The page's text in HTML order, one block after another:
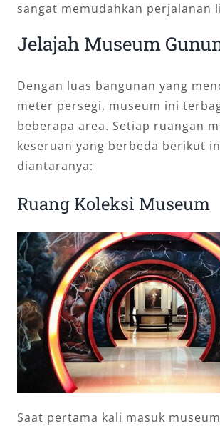
sangat memudahkan perjalanan
Jelajah Museum
Dengan luas bangunan yang
meter persegi, museum ini
beberapa area. Setiap ruangan
keseruan yang berbeda berikut
diantaranya:
Ruang Koleksi Museum
Saat pertama kali masuk